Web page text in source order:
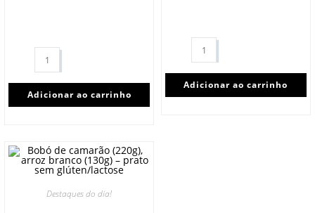
Adicionar ao carrinho
Adicionar ao carrinho
Destaques do dia!